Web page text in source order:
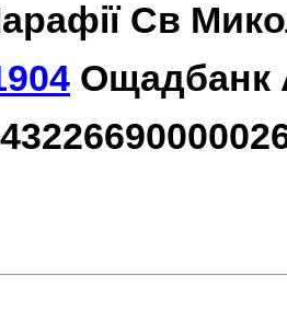
Св
Ощадбанк